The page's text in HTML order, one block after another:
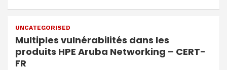
UNCATEGORISED
Multiples vulnérabilités dans les
produits HPE Aruba Networking – CERT-
FR